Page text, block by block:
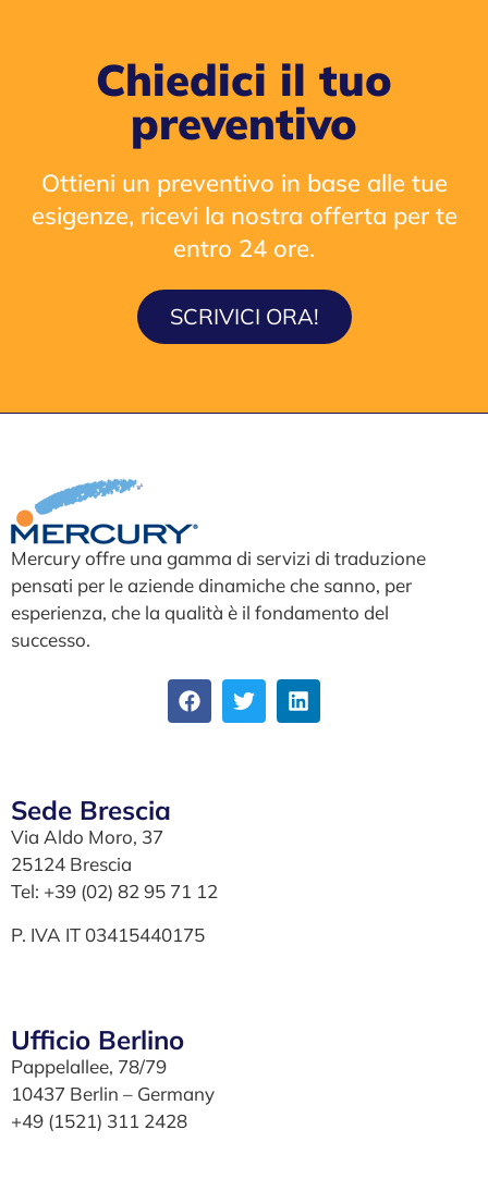
Chiedici il tuo
preventivo
Ottieni un preventivo in base alle tue
esigenze, ricevi la nostra offerta per te
entro 24 ore.
SCRIVICI ORA!
Mercury offre una gamma di servizi di traduzione
pensati per le aziende dinamiche che sanno, per
esperienza, che la qualità è il fondamento del
successo.
Sede Brescia
Via Aldo Moro, 37
25124 Brescia
Tel: +39 (02) 82 95 71 12
P. IVA IT 03415440175
Ufficio Berlino
Pappelallee, 78/79
10437 Berlin – Germany
+49 (1521) 311 2428